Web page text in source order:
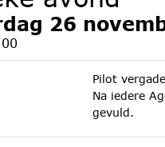
26
Pilot
Na iedere
gevuld.